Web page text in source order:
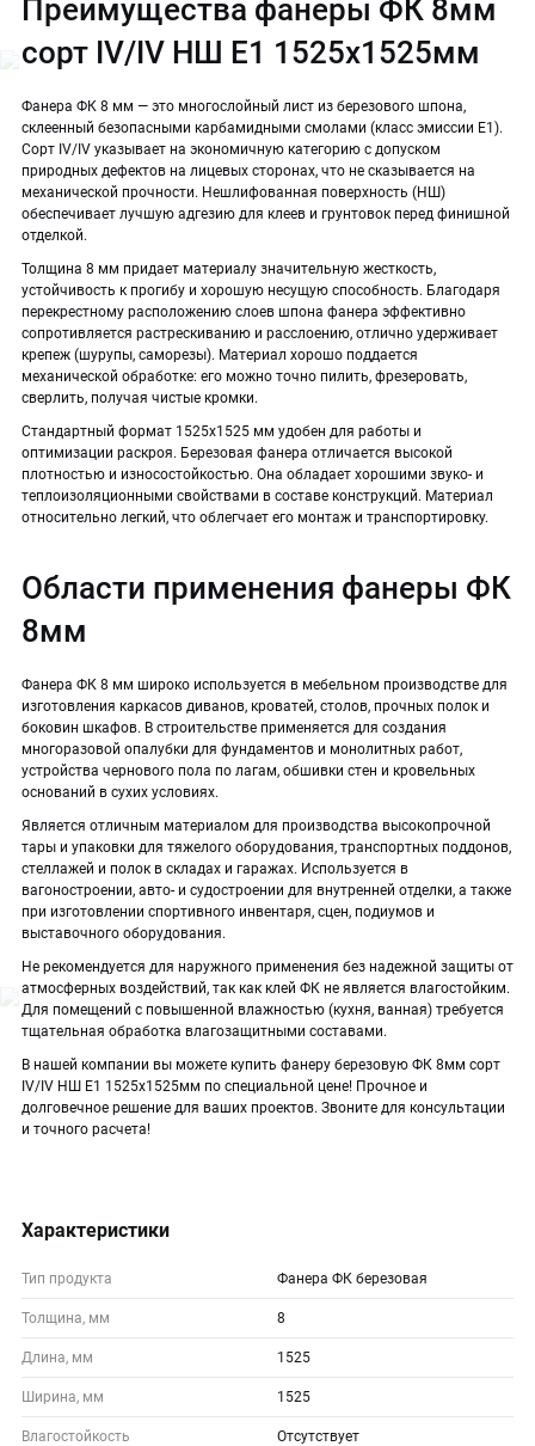
Преимущества фанеры ФК 8мм
сорт IV/IV НШ Е1 1525х1525мм
Фанера ФК 8 мм — это многослойный лист из березового шпона,
склеенный безопасными карбамидными смолами (класс эмиссии Е1).
Сорт IV/IV указывает на экономичную категорию с допуском
природных дефектов на лицевых сторонах, что не сказывается на
механической прочности. Нешлифованная поверхность (НШ)
обеспечивает лучшую адгезию для клеев и грунтовок перед финишной
отделкой.
Толщина 8 мм придает материалу значительную жесткость,
устойчивость к прогибу и хорошую несущую способность. Благодаря
перекрестному расположению слоев шпона фанера эффективно
сопротивляется растрескиванию и расслоению, отлично удерживает
крепеж (шурупы, саморезы). Материал хорошо поддается
механической обработке: его можно точно пилить, фрезеровать,
сверлить, получая чистые кромки.
Стандартный формат 1525х1525 мм удобен для работы и
оптимизации раскроя. Березовая фанера отличается высокой
плотностью и износостойкостью. Она обладает хорошими звуко- и
теплоизоляционными свойствами в составе конструкций. Материал
относительно легкий, что облегчает его монтаж и транспортировку.
Области применения фанеры ФК
8мм
Фанера ФК 8 мм широко используется в мебельном производстве для
изготовления каркасов диванов, кроватей, столов, прочных полок и
боковин шкафов. В строительстве применяется для создания
многоразовой опалубки для фундаментов и монолитных работ,
устройства чернового пола по лагам, обшивки стен и кровельных
оснований в сухих условиях.
Является отличным материалом для производства высокопрочной
тары и упаковки для тяжелого оборудования, транспортных поддонов,
стеллажей и полок в складах и гаражах. Используется в
вагоностроении, авто- и судостроении для внутренней отделки, а также
при изготовлении спортивного инвентаря, сцен, подиумов и
выставочного оборудования.
Не рекомендуется для наружного применения без надежной защиты от
атмосферных воздействий, так как клей ФК не является влагостойким.
Для помещений с повышенной влажностью (кухня, ванная) требуется
тщательная обработка влагозащитными составами.
В нашей компании вы можете купить фанеру березовую ФК 8мм сорт
IV/IV НШ Е1 1525х1525мм по специальной цене! Прочное и
долговечное решение для ваших проектов. Звоните для консультации
и точного расчета!
Характеристики
Тип продукта Фанера ФК березовая
Толщина, мм 8
Длина, мм 1525
Ширина, мм 1525
Влагостойкость Отсутствует